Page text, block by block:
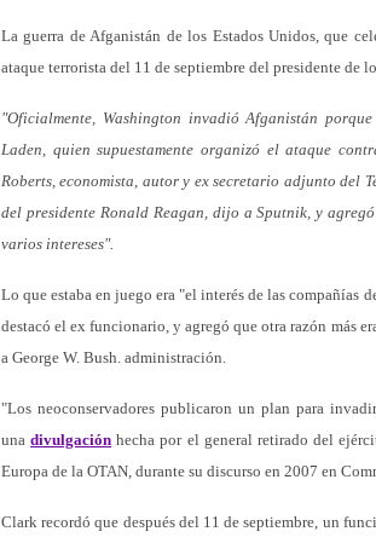
La guerra de Afganistán de los Estados Unidos, que
ataque terrorista del 11 de septiembre del presidente de
"Oficialmente, Washington invadió Afganistán
Laden, quien supuestamente organizó el ataque
Roberts, economista, autor y ex secretario adjunto del
del presidente Ronald Reagan, dijo a Sputnik, y
varios intereses".
Lo que estaba en juego era "el interés de las
destacó el ex funcionario, y agregó que otra razón más
a George W. Bush. administración.
"Los neoconservadores publicaron un plan para
unadivulgación hecha por el general retirado del
Europa de la OTAN, durante su discurso en 2007 en
Clark recordó que después del 11 de septiembre, un